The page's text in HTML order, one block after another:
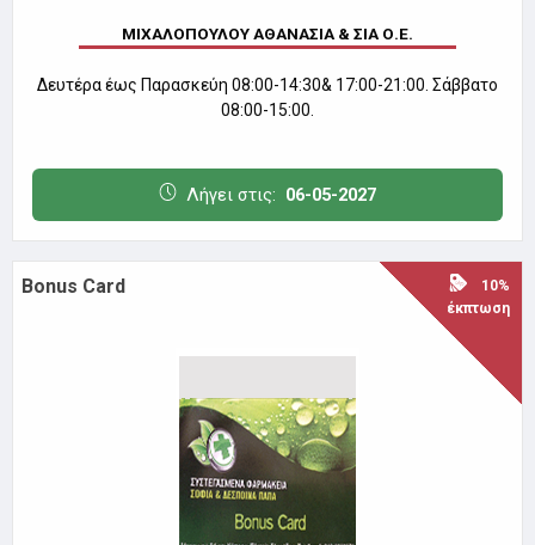
ΜΙΧΑΛΟΠΟΥΛΟΥ ΑΘΑΝΑΣΙΑ & ΣΙΑ Ο.Ε.
Δευτέρα έως Παρασκεύη 08:00-14:30& 17:00-21:00. Σάββατο
08:00-15:00.
Λήγει στις: 06-05-2027
Βοnus Card
10%
έκπτωση